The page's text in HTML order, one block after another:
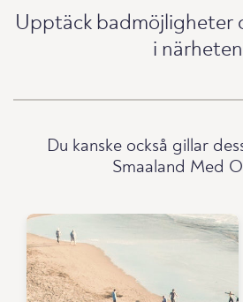
Upptäck badmöjligheter
i närheten
Du kanske också gillar
Smaaland Med